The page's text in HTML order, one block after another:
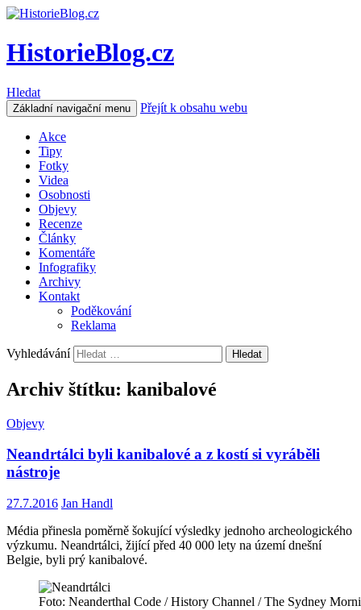
HistorieBlog.cz
Hledat
Základní navigační menu Přejít k obsahu webu
Akce
Tipy
Fotky
Videa
Osobnosti
Objevy
Recenze
Články
Komentáře
Infografiky
Archivy
Kontakt
Poděkování
Reklama
Vyhledávání
Archiv štítku: kanibalové
Objevy
Neandrtálci byli kanibalové a z kostí si vyráběli
nástroje
27.7.2016 Jan Handl
Média přinesla poměrně šokující výsledky jednoho archeologického
výzkumu. Neandrtálci, žijící před 40 000 lety na území dnešní
Belgie, byli prý kanibalové.
Foto: Neanderthal Code / History Channel / The Sydney